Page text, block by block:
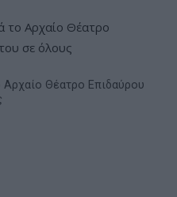
Θέατρο Επιδαύρου